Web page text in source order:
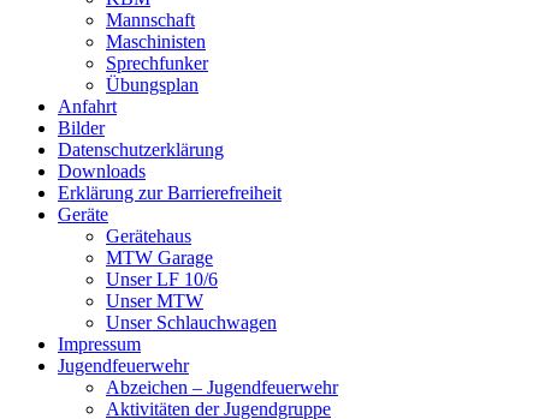
Mannschaft
Maschinisten
Sprechfunker
Übungsplan
Anfahrt
Bilder
Datenschutzerklärung
Downloads
Erklärung zur Barriere­frei­heit
Geräte
Gerätehaus
MTW Garage
Unser LF 10/6
Unser MTW
Unser Schlauchwagen
Impressum
Jugendfeuerwehr
Abzeichen – Jugendfeuerwehr
Aktivitäten der Jugendgruppe